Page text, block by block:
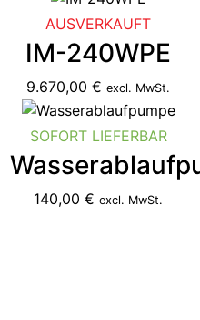
AUSVERKAUFT
IM-240WPE
9.670,00 € excl. MwSt.
SOFORT LIEFERBAR
140,00 € excl. MwSt.